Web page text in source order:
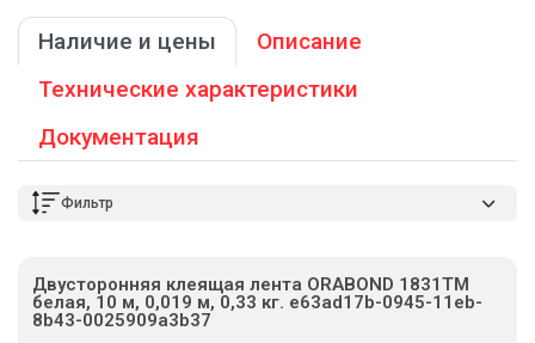
Наличие и цены
Описание
Технические характеристики
Документация
Фильтр
Двусторонняя клеящая лента ORABOND 1831ТМ
белая, 10 м, 0,019 м, 0,33 кг. e63ad17b-0945-11eb-
8b43-0025909a3b37